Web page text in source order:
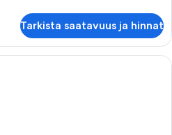
Tarkista saatavuus ja hinnat
Tilava makuuhuone, jossa on suuri